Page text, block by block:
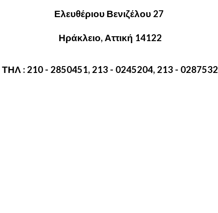
Ελευθέριου Βενιζέλου 27
Ηράκλειο, Αττική 14122
ΤΗΛ : 210 - 2850451, 213 - 0245204, 213 - 0287532